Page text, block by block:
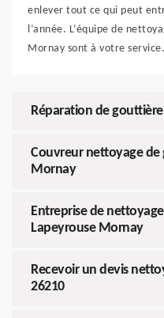
enlever tout ce qui peut
l’année. L’équipe de
Mornay sont à votre service.
Réparation de
Couvreur nettoyage de
Mornay
Entreprise de
Lapeyrouse Mornay
Recevoir un devis
26210